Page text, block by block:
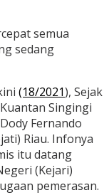
semua
sedang
(18/2021), Sejak
Singingi
Fernando
Riau. Infonya
itu datang
(Kejari)
pemerasan.